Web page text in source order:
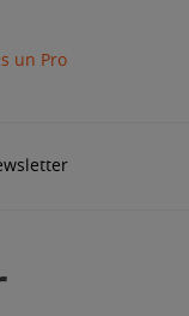
un Pro